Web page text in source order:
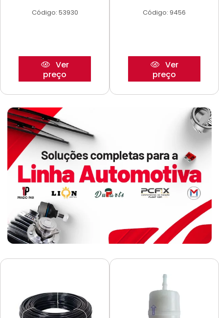
Código: 53930
Ver
preço
Código: 9456
Ver
preço